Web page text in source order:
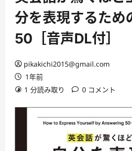
分を表現するため
50［音声DL付］
pikakichi2015@gmail.com
1年前
1 分読み取り
0 コメント